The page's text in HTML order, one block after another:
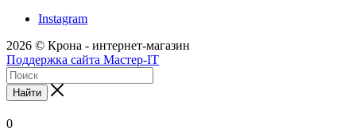
Instagram
2026 © Крона - интернет-магазин
Поддержка сайта Мастер-IT
Найти
0